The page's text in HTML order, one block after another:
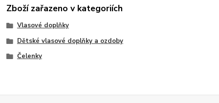
Zboží zařazeno v kategoriích
Vlasové doplňky
Dětské vlasové doplňky a ozdoby
Čelenky